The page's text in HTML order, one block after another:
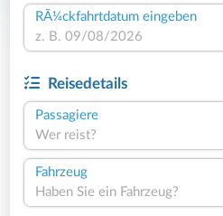
RÃ¼ckfahrtdatum eingeben
Reisedetails
Passagiere
Wer reist?
Fahrzeug
Haben Sie ein Fahrzeug?